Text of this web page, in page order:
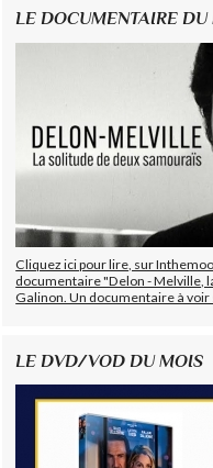
LE DOCUMENTAIRE DU
Cliquez ici pour lire, sur
documentaire "Delon - Melville,
Galinon. Un documentaire à voir
LE DVD/VOD DU MOIS